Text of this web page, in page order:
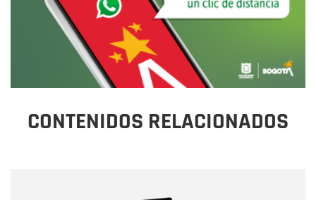
CONTENIDOS RELACIONADOS